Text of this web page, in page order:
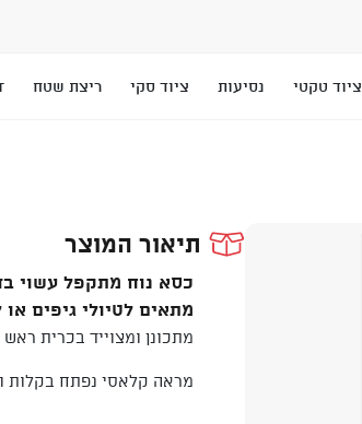
ציוד טקטי נסיעות ציוד סקי ריצת שטח
תיאור המוצר
כסא נוח מתקפל עשוי
מתאים לטיולי גיפים
מתכונן ומצוייד בכרית
מראה קלאסי נפתח בקלות